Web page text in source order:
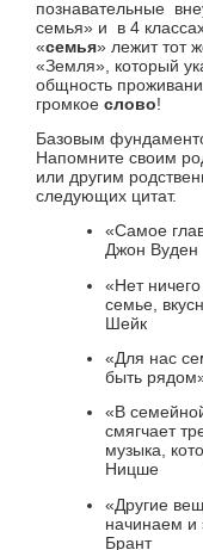
познавательные
семья» и в 4
«семья» лежит тот
«Земля», который
общность
громкое слово!
Базовым
Напомните своим
или другим
следующих цитат.
«Самое
Джон Вуден
«Нет
семье,
Шейк
«Для нас
быть
«В
смягчает
музыка,
Ницше
«Другие
начинаем и
Брант